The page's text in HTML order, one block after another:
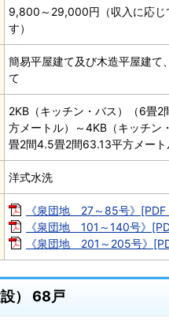
9,800～29,000円（収入に応じ
す）
簡易平屋建て及び木造平屋建て
て
2KB（キッチン・バス）（6畳
方メートル）～4KB（キッチン
畳2間4.5畳2間63.13平方メート
洋式水洗
《泉団地 27～85号》[PDF
《泉団地 101～140号》
《泉団地 201～205号》
） 68戸